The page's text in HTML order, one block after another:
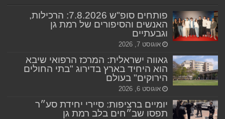
פותחים סופ"ש 7.8.2026: הרכילות,
האנשים והסיפורים של רמת גן
וגבעתיים
אוגוסט 7, 2026
גאווה ישראלית: המרכז הרפואי שיבא
הוא היחיד בארץ בדירוג "בתי החולים
הירוקים" בעולם
אוגוסט 6, 2026
יומיים ברציפות: סיירי יחידת סע״ר
תפסו שב״חים בלב רמת גן